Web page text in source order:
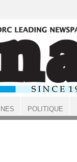
POLITIQUE